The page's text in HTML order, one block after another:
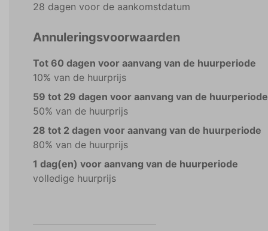
28 dagen voor de aankomstdatum
Annuleringsvoorwaarden
Tot 60 dagen voor aanvang van de huurperiode
10% van de huurprijs
59 tot 29 dagen voor aanvang van de huurperiode
50% van de huurprijs
28 tot 2 dagen voor aanvang van de huurperiode
80% van de huurprijs
1 dag(en) voor aanvang van de huurperiode
volledige huurprijs